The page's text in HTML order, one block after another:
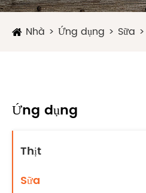
Nhà Ứng dụng Sữa
Ứng dụng
Thịt
Sữa